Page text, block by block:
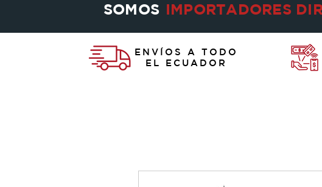
SOMOS IMPORTADORES
ENVÍOS A TODO
EL ECUADOR